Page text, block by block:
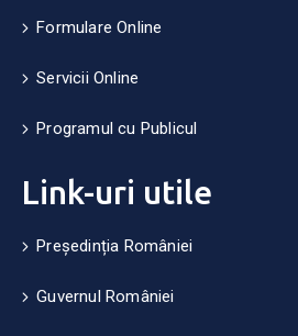
Formulare Online
Servicii Online
Programul cu Publicul
Link-uri utile
Președinția României
Guvernul României